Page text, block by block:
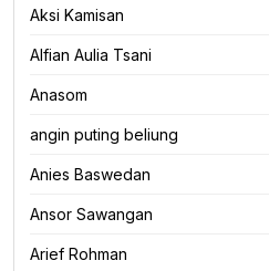
Aksi Kamisan
Alfian Aulia Tsani
Anasom
angin puting beliung
Anies Baswedan
Ansor Sawangan
Arief Rohman